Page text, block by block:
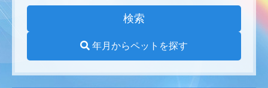
年月からペットを探す